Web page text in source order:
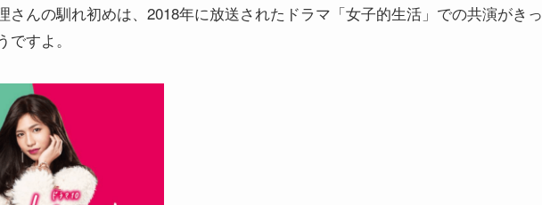
さんの馴れ初めは、2018年に放送されたドラマ「女子的生活」での共演がきっ
すよ。